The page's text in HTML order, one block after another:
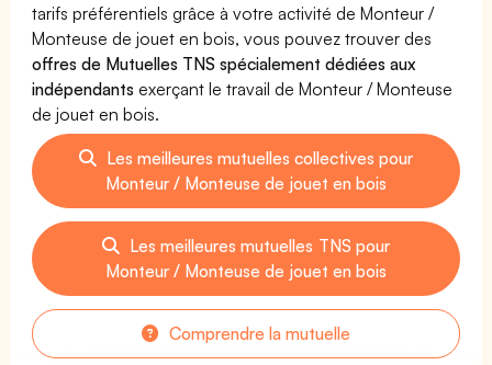
tarifs préférentiels grâce à votre activité de Monteur /
Monteuse de jouet en bois, vous pouvez trouver des
offres de Mutuelles TNS spécialement dédiées aux
indépendants exerçant le travail de Monteur / Monteuse
de jouet en bois.
Les meilleures mutuelles collectives pour
Monteur / Monteuse de jouet en bois
Les meilleures mutuelles TNS pour
Monteur / Monteuse de jouet en bois
Comprendre la mutuelle